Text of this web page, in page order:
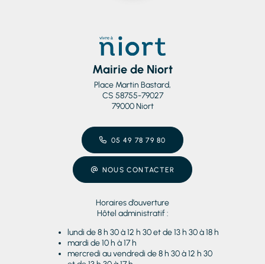
Mairie de Niort
Place Martin Bastard,
CS 58755-79027
79000 Niort
05 49 78 79 80
NOUS CONTACTER
Horaires d’ouverture
Hôtel administratif :
lundi de 8 h 30 à 12 h 30 et de 13 h 30 à 18 h
mardi de 10 h à 17 h
mercredi au vendredi de 8 h 30 à 12 h 30